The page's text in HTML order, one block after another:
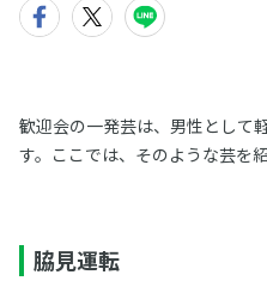
歓迎会の一発芸は、男性として
す。ここでは、そのような芸を紹
脇見運転